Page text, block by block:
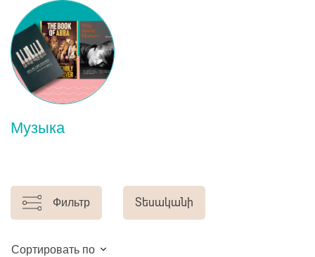
Музыка
Фильтр Տեսականի
Сортировать по